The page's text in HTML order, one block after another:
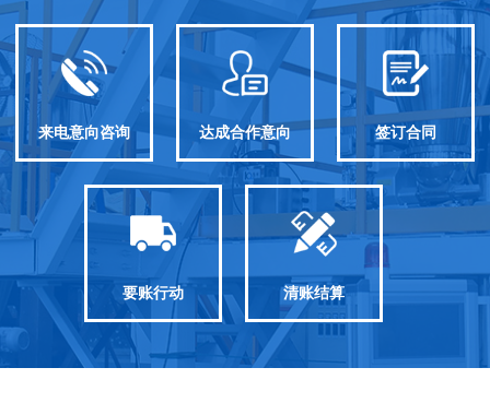
来电意向咨询 达成合作意向 签订合同
要账行动 清账结算